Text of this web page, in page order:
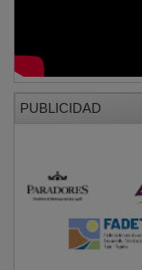
PUBLICIDAD